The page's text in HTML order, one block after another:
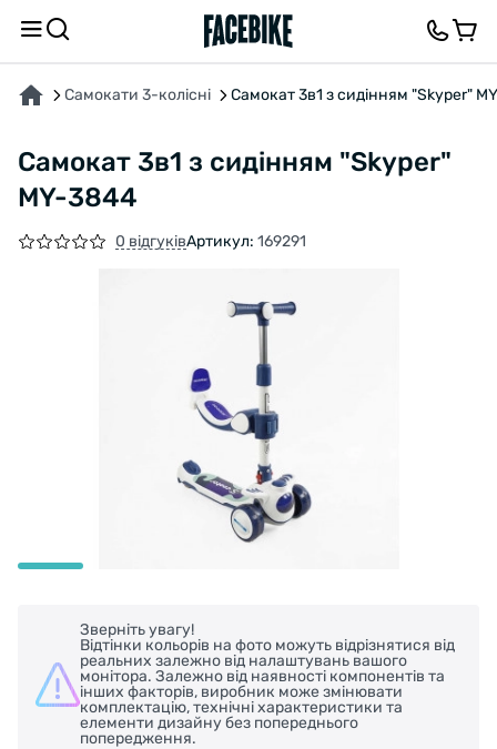
Самокати 3-колісні Самокат 3в1 з сидінням "Skyper"
Самокат 3в1 з сидінням "Skyper"
MY-3844
0 відгуківАртикул: 169291
Зверніть увагу!
Відтінки кольорів на фото можуть відрізнятися від
реальних залежно від налаштувань вашого
монітора. Залежно від наявності компонентів та
інших факторів, виробник може змінювати
комплектацію, технічні характеристики та
елементи дизайну без попереднього
попередження.
ПРО ТОВАР ХАРАКТЕРИСТИКИВІДГУКИ ТА ЗАПИТАННЯ